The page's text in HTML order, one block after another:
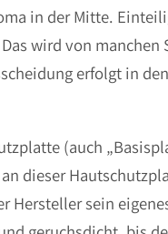
in der Mitte.
wird von manchen
erfolgt in
(auch
dieser
sein